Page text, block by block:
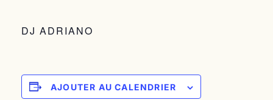
DJ ADRIANO
AJOUTER AU CALENDRIER